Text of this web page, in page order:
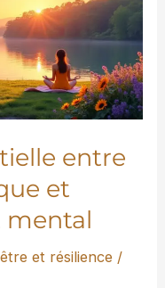
entre
et
mental
et résilience /